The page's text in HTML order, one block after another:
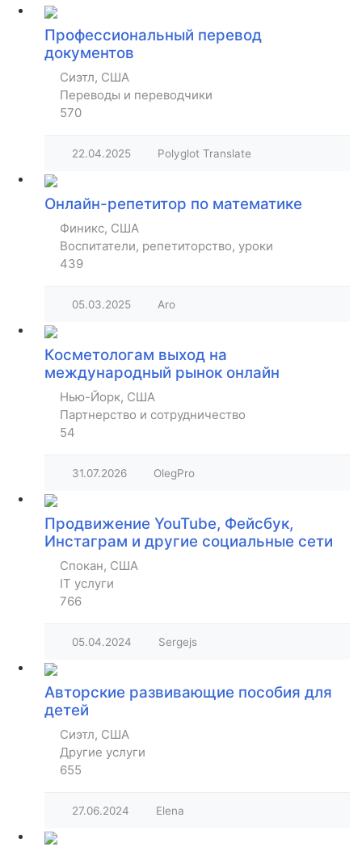
Профессиональный перевод
документов
Сиэтл, США
Переводы и переводчики
570
22.04.2025 Polyglot Translate
Онлайн-репетитор по математике
Финикс, США
Воспитатели, репетиторство, уроки
439
05.03.2025 Aro
Косметологам выход на
международный рынок онлайн
Нью-Йорк, США
Партнерство и сотрудничество
54
31.07.2026 OlegPro
Продвижение YouTube, Фейсбук,
Инстаграм и другие социальные сети
Спокан, США
IT услуги
766
05.04.2024 Sergejs
Авторские развивающие пособия для
детей
Сиэтл, США
Другие услуги
655
27.06.2024 Elena